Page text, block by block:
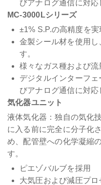
びアナログ通信に対応
MC-3000Lシリーズ
±1% S.P.の高精度を実
金製シール材を使用し
す。
様々なガス種および流
デジタルインターフ
びアナログ通信に対応
気化器ユニット
液体気化器：独自の気化
に入る前に完全に分子化
め、配管壁への化学凝縮
す。
ピエゾバルブを採用
大気圧および減圧プ